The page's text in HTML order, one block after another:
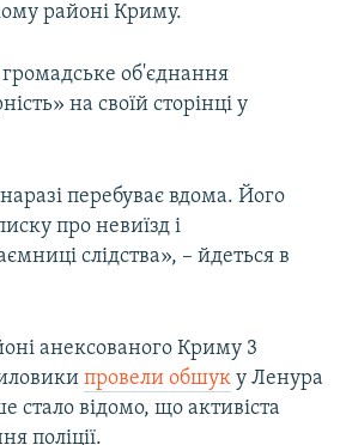
районі Криму.
громадське об'єднання
на своїй сторінці у
перебуває вдома. Його
про невиїзд і
слідства», – йдеться в
анексованого Криму 3
провели обшук у Ленура
стало відомо, що активіста
поліції.